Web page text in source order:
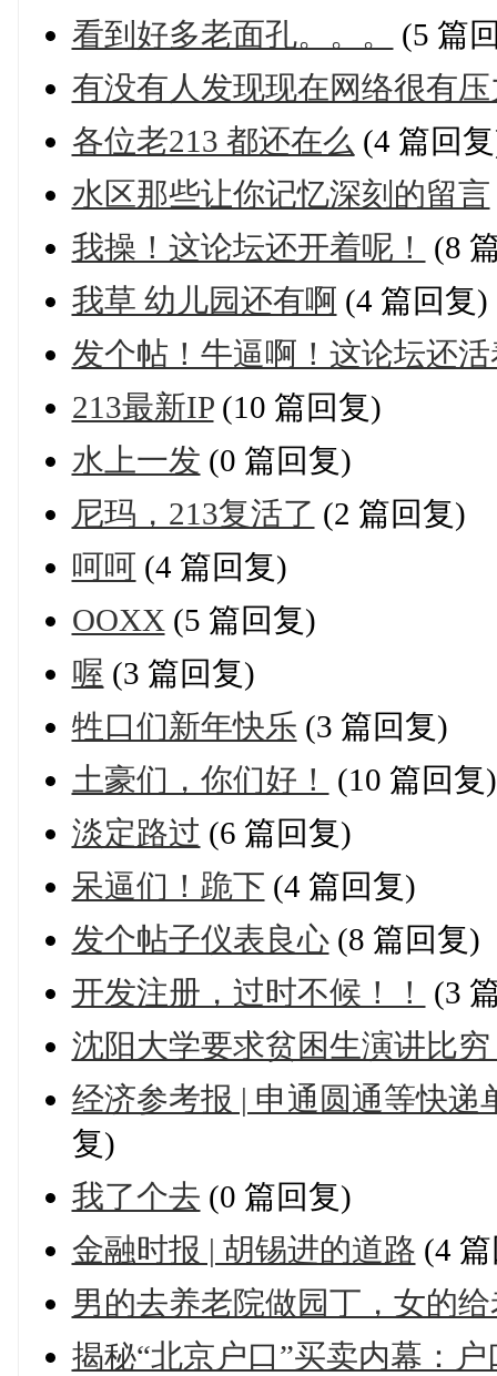
看到好多老面孔。。。
(5 篇
有没有人发现现在网络很有压
各位老213 都还在么 (4 篇回
水区那些让你记忆深刻的留言
我操！这论坛还开着呢！
(8
我草 幼儿园还有啊 (4 篇回复)
发个帖！牛逼啊！这论坛还
213最新IP(10 篇回复)
水上一发 (0 篇回复)
尼玛，213复活了 (2 篇回复)
呵呵 (4 篇回复)
OOXX (5 篇回复)
喔 (3 篇回复)
牲口们新年快乐 (3 篇回复)
土豪们，你们好！
(10 篇回复)
淡定路过 (6 篇回复)
呆逼们！跪下 (4 篇回复)
发个帖子仪表良心(8 篇回复)
开发注册，过时不候！！
(3
沈阳大学要求贫困生演讲比
经济参考报 | 申通圆通等快递
复)
我了个去 (0 篇回复)
金融时报 | 胡锡进的道路 (4
男的去养老院做园丁，女的
揭秘“北京户口”买卖内幕：户